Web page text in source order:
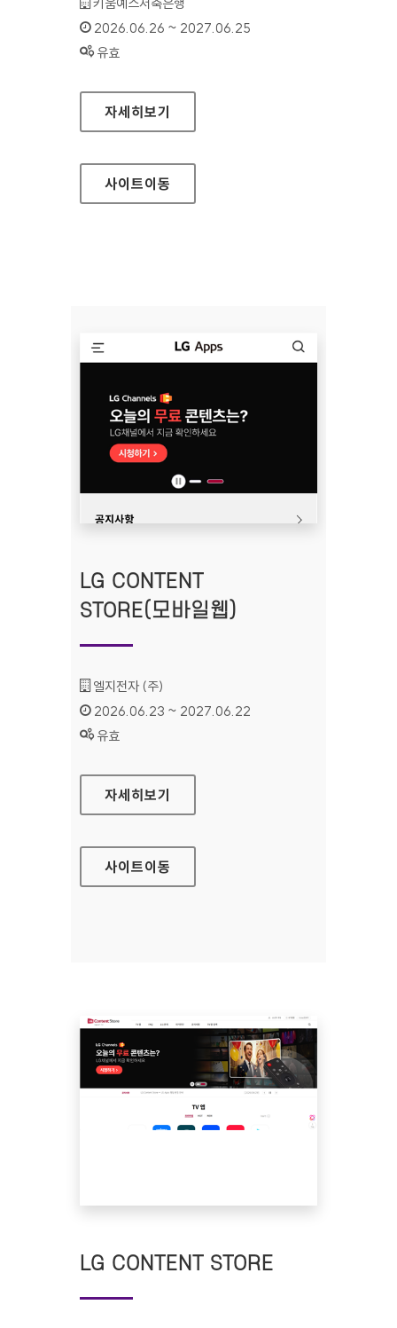
인증기간 :
2026.06.26 ~ 2027.06.25
상태 :
유효
키움예스저축은행
자세히보기
사이트이동
LG CONTENT
STORE(모바일웹)
기관명 :
엘지전자 (주)
인증기간 :
2026.06.23 ~ 2027.06.22
상태 :
유효
LG CONTENT STORE(모바일웹)
자세히보기
사이트이동
LG CONTENT STORE